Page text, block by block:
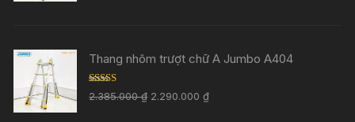
Thang nhôm trượt chữ A Jumbo A404
Rated 5.00
out of 5
2.385.000₫ 2.290.000₫